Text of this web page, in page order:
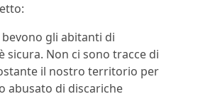
bevono gli abitanti di
sicura. Non ci sono tracce di
il nostro territorio per
abusato di discariche